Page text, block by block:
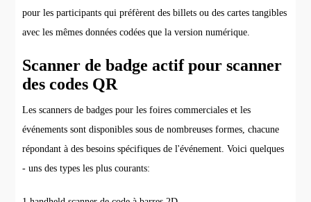
pour les participants qui préfèrent des billets ou des cartes tangibles
avec les mêmes données codées que la version numérique.
Scanner de badge actif pour scanner
des codes QR
Les scanners de badges pour les foires commerciales et les
événements sont disponibles sous de nombreuses formes, chacune
répondant à des besoins spécifiques de l'événement. Voici quelques
- uns des types les plus courants: